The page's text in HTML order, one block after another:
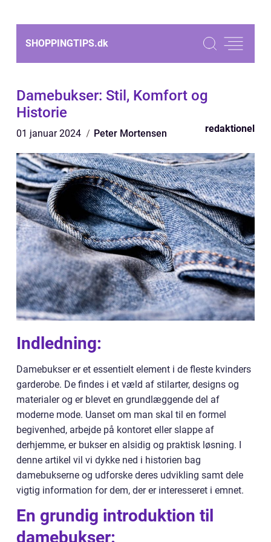
SHOPPINGTIPS.dk
Damebukser: Stil, Komfort og
Historie
01 januar 2024 Peter Mortensen redaktionel
Indledning:
Damebukser er et essentielt element i de fleste kvinders
garderobe. De findes i et væld af stilarter, designs og
materialer og er blevet en grundlæggende del af
moderne mode. Uanset om man skal til en formel
begivenhed, arbejde på kontoret eller slappe af
derhjemme, er bukser en alsidig og praktisk løsning. I
denne artikel vil vi dykke ned i historien bag
damebukserne og udforske deres udvikling samt dele
vigtig information for dem, der er interesseret i emnet.
En grundig introduktion til
damebukser: